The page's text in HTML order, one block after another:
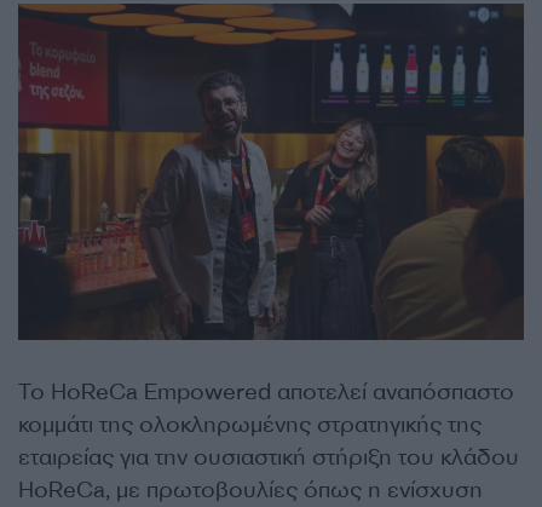
Το HoReCa Empowered αποτελεί αναπόσπαστο
κομμάτι της ολοκληρωμένης στρατηγικής της
εταιρείας για την ουσιαστική στήριξη του κλάδου
HoReCa, με πρωτοβουλίες όπως η ενίσχυση